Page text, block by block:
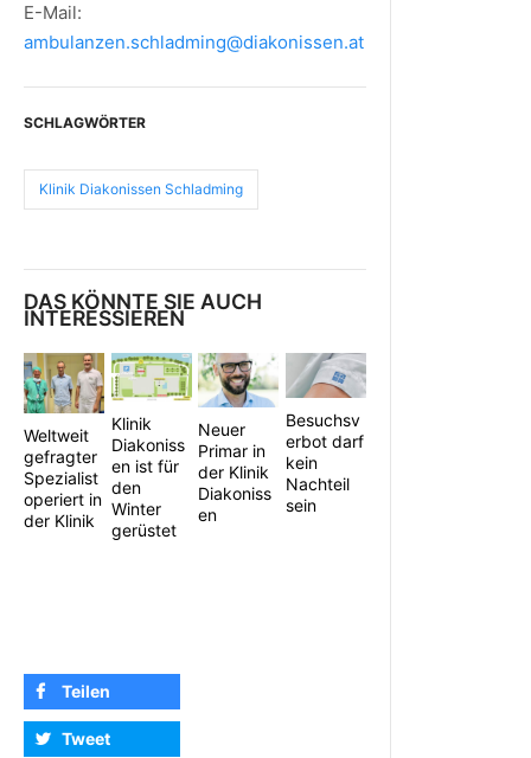
E-Mail:
ambulanzen.schladming@diakonissen.at
SCHLAGWÖRTER
Klinik Diakonissen Schladming
DAS KÖNNTE SIE AUCH
INTERESSIEREN
Weltweit
gefragter
Spezialist
operiert in
der Klinik
Klinik
Diakoniss
en ist für
den
Winter
gerüstet
Neuer
Primar in
der Klinik
Diakoniss
en
Besuchsv
erbot darf
kein
Nachteil
sein
Teilen
Tweet